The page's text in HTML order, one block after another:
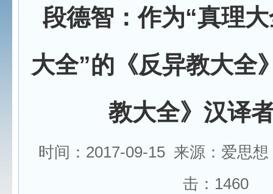
段德智：作为“真理
大全”的《反异教大
教大全》汉译
时间：2017-09-15 来源：爱思
击： 1460